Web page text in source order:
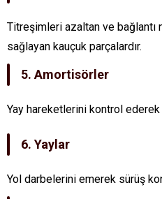
Titreşimleri azaltan ve bağlantı
sağlayan kauçuk parçalardır.
5. Amortisörler
Yay hareketlerini kontrol ederek
6. Yaylar
Yol darbelerini emerek sürüş